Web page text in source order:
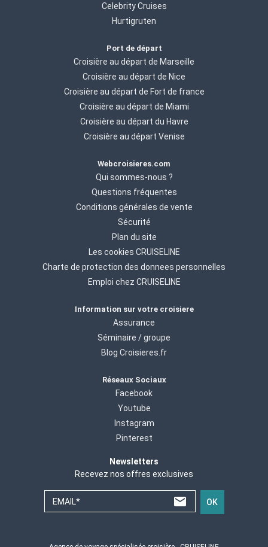
Celebrity Cruises
Hurtigruten
Port de départ
Croisière au départ de Marseille
Croisière au départ de Nice
Croisière au départ de Fort de france
Croisière au départ de Miami
Croisière au départ du Havre
Croisière au départ Venise
Webcroisieres.com
Qui sommes-nous ?
Questions fréquentes
Conditions générales de vente
Sécurité
Plan du site
Les cookies CRUISELINE
Charte de protection des donnees personnelles
Emploi chez CRUISELINE
Information sur votre croisiere
Assurance
Séminaire / groupe
Blog Croisieres.fr
Réseaux Sociaux
Facebook
Youtube
Instagram
Pinterest
Newsletters
Recevez nos offres exclusives
EMAIL* OK